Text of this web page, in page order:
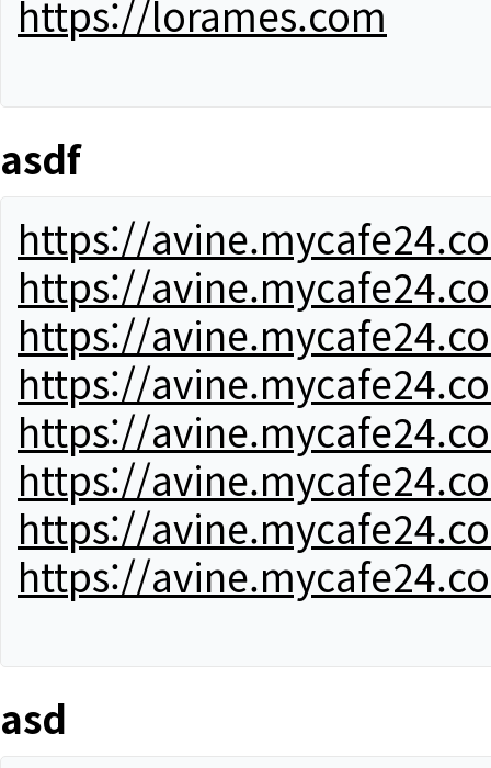
https://lorames.com
asdf
https://
https://
https://
https://
https://
https://
https://
https://
asd